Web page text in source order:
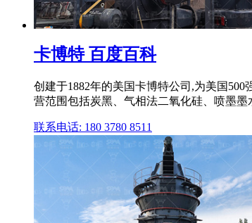
卡博特 百度百科
创建于1882年的美国卡博特公司,为美国
营范围包括炭黑、气相法二氧化硅、喷墨
联系电话: 180 3780 8511